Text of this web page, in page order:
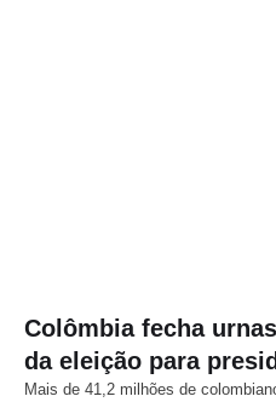
Colômbia fecha
da eleição para
Mais de 41,2 milhões de